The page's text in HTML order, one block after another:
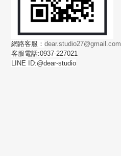
網路客服：dear.studio27@gmail.com
客服電話:0937-227021
LINE ID:@dear-studio